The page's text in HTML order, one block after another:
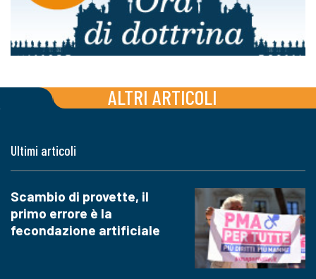
ALTRI ARTICOLI
Ultimi articoli
Scambio di provette, il
primo errore è la
fecondazione artificiale